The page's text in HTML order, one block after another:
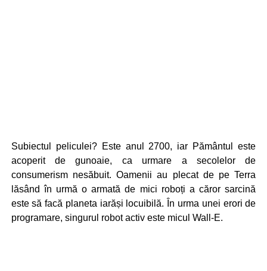
Subiectul peliculei? Este anul 2700, iar Pământul este
acoperit de gunoaie, ca urmare a secolelor de
consumerism nesăbuit. Oamenii au plecat de pe Terra
lăsând în urmă o armată de mici roboți a căror sarcină
este să facă planeta iarăși locuibilă. În urma unei erori de
programare, singurul robot activ este micul Wall-E.